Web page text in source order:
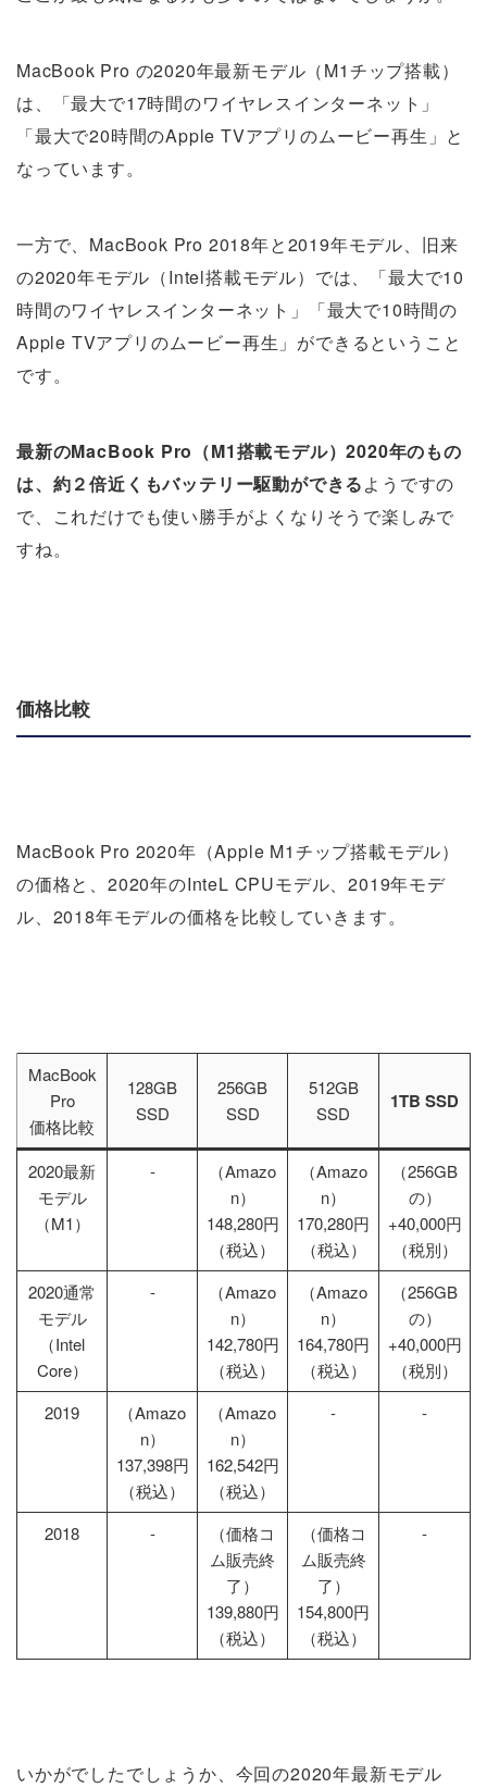
MacBook Pro の2020年最新モデル（M1チップ搭載）
は、「最大で17時間のワイヤレスインターネット」
「最大で20時間のApple TVアプリのムービー再生」と
なっています。
一方で、MacBook Pro 2018年と2019年モデル、旧来
の2020年モデル（Intel搭載モデル）では、「最大で10
時間のワイヤレスインターネット」「最大で10時間の
Apple TVアプリのムービー再生」ができるということ
です。
最新のMacBook Pro（M1搭載モデル）2020年のもの
は、約２倍近くもバッテリー駆動ができるようですの
で、これだけでも使い勝手がよくなりそうで楽しみで
すね。
価格比較
MacBook Pro 2020年（Apple M1チップ搭載モデル）
の価格と、2020年のInteL CPUモデル、2019年モデ
ル、2018年モデルの価格を比較していきます。
MacBook
Pro
価格比較
128GB
SSD
256GB
SSD
512GB
SSD
1TB SSD
2020最新
モデル
（M1）
-
（Amazo
n）
148,280円
（税込）
（Amazo
n）
170,280円
（税込）
（256GB
の）
+40,000円
（税別）
2020通常
モデル
（Intel
Core）
-
（Amazo
n）
142,780円
（税込）
（Amazo
n）
164,780円
（税込）
（256GB
の）
+40,000円
（税別）
2019
（Amazo
n）
137,398円
（税込）
（Amazo
n）
162,542円
（税込）
- -
2018 -
（価格コ
ム販売終
了）
139,880円
（税込）
（価格コ
ム販売終
了）
154,800円
（税込）
-
いかがでしたでしょうか、今回の2020年最新モデル